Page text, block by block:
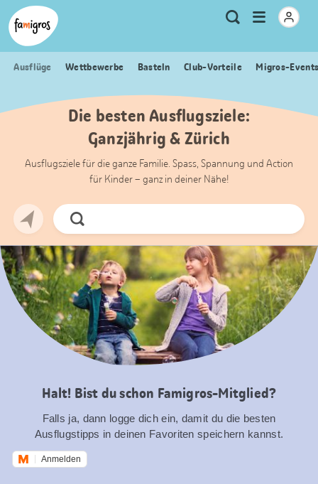
Sprungmarken
Navigation
Header
Logo
Meta
Navigation
Suche
Menu
öffnen
Ausflüge Wettbewerbe Basteln Club-Vorteile Migros-
Die besten Ausflugsziele:
Ganzjährig & Zürich
Ausflugsziele für die ganze Familie. Spass, Spannung und Action
für Kinder – ganz in deiner Nähe!
Jetzt
Suchen
Halt! Bist du schon Famigros-Mitglied?
Falls ja, dann logge dich ein, damit du die besten
Ausflugstipps in deinen Favoriten speichern kannst.
Anmelden